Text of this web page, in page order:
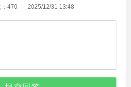
：470 2025/12/31 13:48